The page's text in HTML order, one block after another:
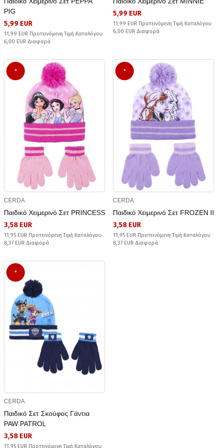
PIG
5,99 EUR
11,99 EUR Προτεινόμενη Τιμή Καταλόγου
6,00 EUR Διαφορά
5,99 EUR
11,99 EUR Προτεινόμενη Τιμή Καταλόγου
6,00 EUR Διαφορά
*
CERDA
Παιδικό Χειμερινό Σετ PRINCESS
3,58 EUR
11,95 EUR Προτεινόμενη Τιμή Καταλόγου
8,37 EUR Διαφορά
*
CERDA
Παιδικό Χειμερινό Σετ FROZEN II
3,58 EUR
11,95 EUR Προτεινόμενη Τιμή Καταλόγου
8,37 EUR Διαφορά
*
CERDA
Παιδικό Σετ Σκούφος Γάντια
PAW PATROL
3,58 EUR
11,95 EUR Προτεινόμενη Τιμή Καταλόγου